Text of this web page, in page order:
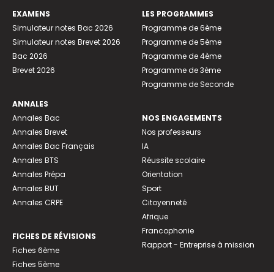
EXAMENS
Simulateur notes Bac 2026
Simulateur notes Brevet 2026
Bac 2026
Brevet 2026
ANNALES
Annales Bac
Annales Brevet
Annales Bac Français
Annales BTS
Annales Prépa
Annales BUT
Annales CRPE
FICHES DE RÉVISIONS
Fiches 6ème
Fiches 5ème
LES PROGRAMMES
Programme de 6ème
Programme de 5ème
Programme de 4ème
Programme de 3ème
Programme de Seconde
NOS ENGAGEMENTS
Nos professeurs
IA
Réussite scolaire
Orientation
Sport
Citoyenneté
Afrique
Francophonie
Rapport - Entreprise à mission